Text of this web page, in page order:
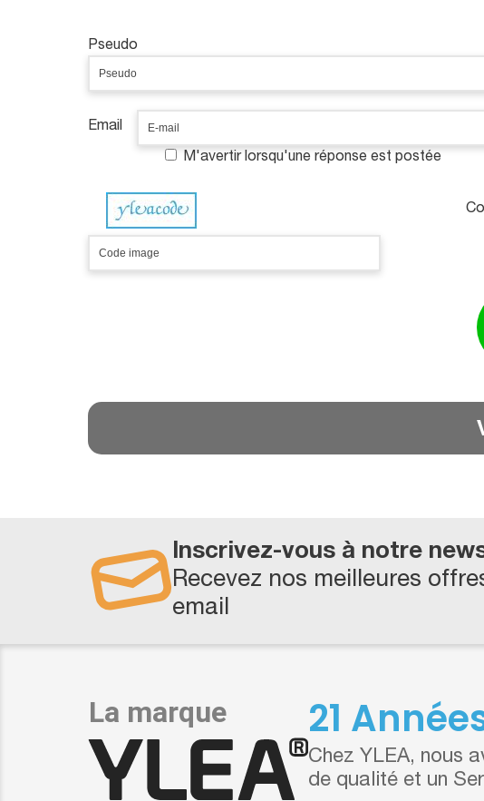
Pseudo
Email
M'avertir lorsqu'une réponse est postée
Inscrivez-vous à notre
Recevez nos meilleures
email
21
Chez YLEA, nous
de qualité et un